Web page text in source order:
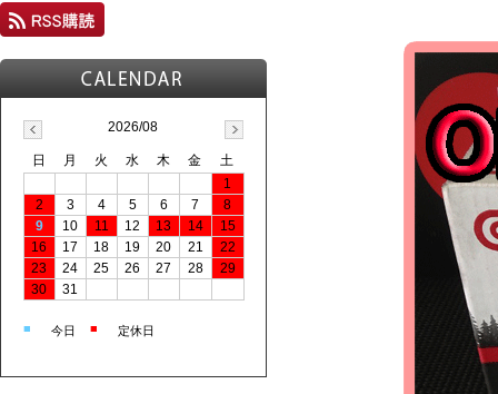
2026/08
日 月 火 水 木 金
土
1
2
3 4 5 6 7
8
9
10 11 12 13 14
15
16
17 18 19 20 21
22
23
24 25 26 27 28
29
30
31
■ 今日 ■ 定休日